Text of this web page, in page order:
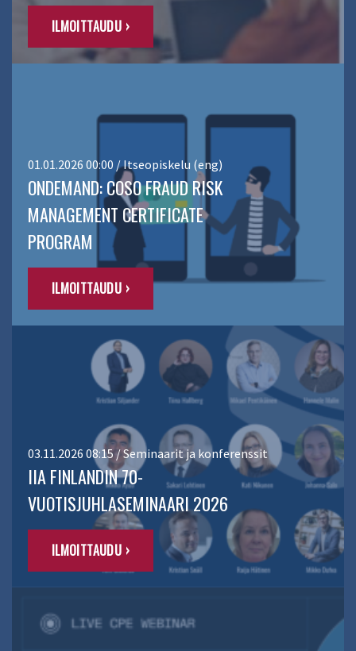
ILMOITTAUDU ›
01.01.2026 00:00 / Itseopiskelu (eng)
ONDEMAND: COSO FRAUD RISK
MANAGEMENT CERTIFICATE
PROGRAM
ILMOITTAUDU ›
03.11.2026 08:15 / Seminaarit ja konferenssit
IIA FINLANDIN 70-
VUOTISJUHLASEMINAARI 2026
ILMOITTAUDU ›